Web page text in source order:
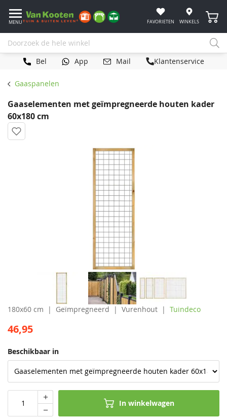
MENU FAVORIETEN WINKELS
Bel App Mail Klantenservice
Gaaspanelen
Gaaselementen met geïmpregneerde houten kader
60x180 cm
180x60 cm Geïmpregneerd Vurenhout Tuindeco
46,95
Beschikbaar in
In winkelwagen